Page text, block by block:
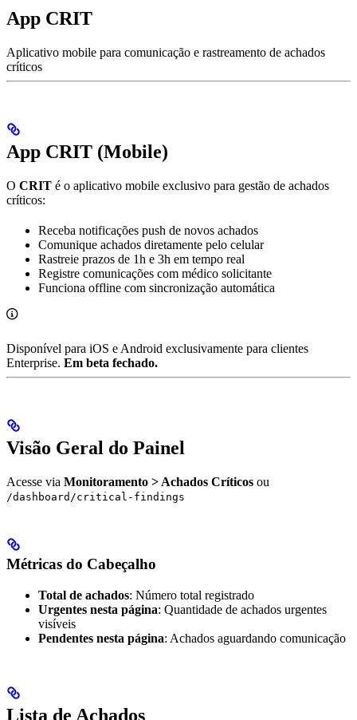
App CRIT
Aplicativo mobile para comunicação e rastreamento de achados
críticos
App CRIT (Mobile)
O CRIT é o aplicativo mobile exclusivo para gestão de achados
críticos:
Receba notificações push de novos achados
Comunique achados diretamente pelo celular
Rastreie prazos de 1h e 3h em tempo real
Registre comunicações com médico solicitante
Funciona offline com sincronização automática
Disponível para iOS e Android exclusivamente para clientes
Enterprise. Em beta fechado.
Visão Geral do Painel
Acesse via Monitoramento > Achados Críticos ou
/dashboard/critical-findings
Métricas do Cabeçalho
Total de achados: Número total registrado
Urgentes nesta página: Quantidade de achados urgentes
visíveis
Pendentes nesta página: Achados aguardando comunicação
Lista de Achados